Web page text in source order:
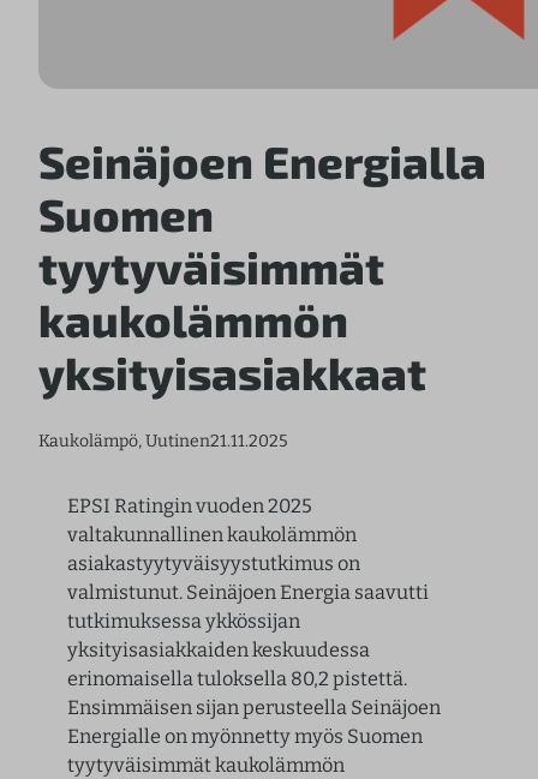
Seinäjoen Energialla
Suomen
tyytyväisimmät
kaukolämmön
yksityisasiakkaat
Kaukolämpö, Uutinen21.11.2025
EPSI Ratingin vuoden 2025
valtakunnallinen kaukolämmön
asiakastyytyväisyystutkimus on
valmistunut. Seinäjoen Energia saavutti
tutkimuksessa ykkössijan
yksityisasiakkaiden keskuudessa
erinomaisella tuloksella 80,2 pistettä.
Ensimmäisen sijan perusteella Seinäjoen
Energialle on myönnetty myös Suomen
tyytyväisimmät kaukolämmön